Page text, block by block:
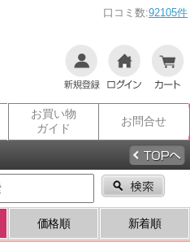
口コミ数:92105件
お買い物
ガイド
お問合せ
価格順
新着順